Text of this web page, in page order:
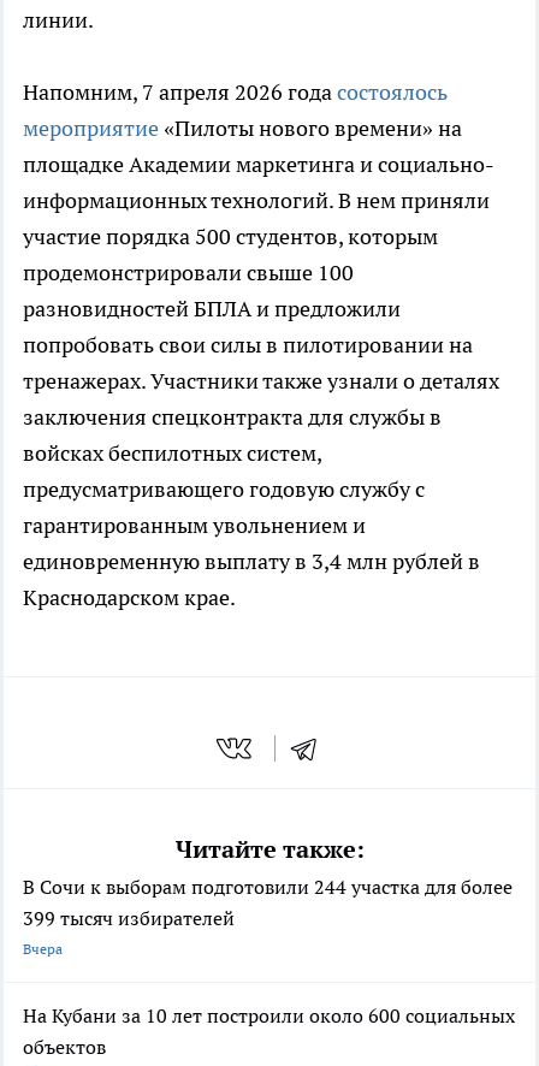
линии.
Напомним, 7 апреля 2026 годасостоялось
мероприятие «Пилоты нового времени» на
площадке Академии маркетинга и социально-
информационных технологий. В нем приняли
участие порядка 500 студентов, которым
продемонстрировали свыше 100
разновидностей БПЛА и предложили
попробовать свои силы в пилотировании на
тренажерах. Участники также узнали о деталях
заключения спецконтракта для службы в
войсках беспилотных систем,
предусматривающего годовую службу с
гарантированным увольнением и
единовременную выплату в 3,4 млн рублей в
Краснодарском крае.
Читайте также:
В Сочи к выборам подготовили 244 участка для более
399 тысяч избирателей
Вчера
На Кубани за 10 лет построили около 600 социальных
объектов